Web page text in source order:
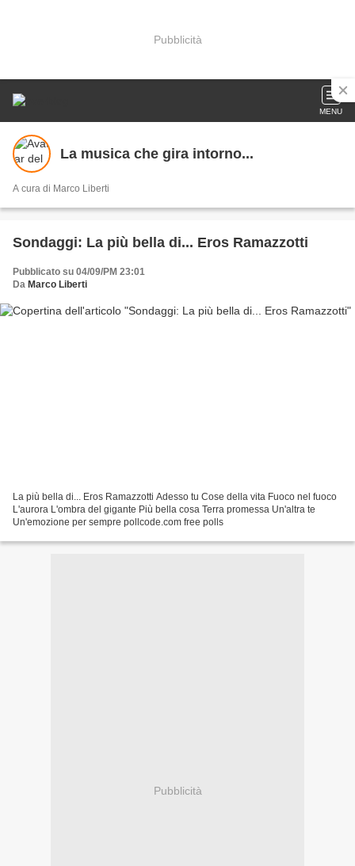
Pubblicità
MENU
La musica che gira intorno...
A cura di Marco Liberti
Sondaggi: La più bella di... Eros Ramazzotti
Pubblicato su 04/09/PM 23:01
Da Marco Liberti
La più bella di... Eros Ramazzotti Adesso tu Cose della vita Fuoco nel fuoco
L'aurora L'ombra del gigante Più bella cosa Terra promessa Un'altra te
Un'emozione per sempre pollcode.com free polls
Pubblicità